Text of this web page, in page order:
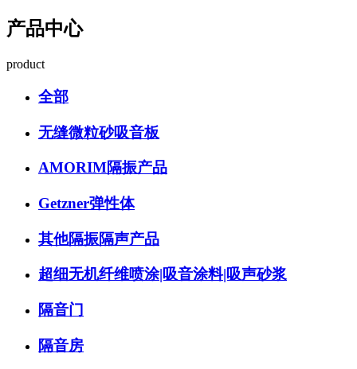
产品中心
product
全部
无缝微粒砂吸音板
AMORIM隔振产品
Getzner弹性体
其他隔振隔声产品
超细无机纤维喷涂|吸音涂料|吸声砂浆
隔音门
隔音房